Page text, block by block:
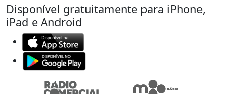
Disponível gratuitamente para iPhone,
iPad e Android